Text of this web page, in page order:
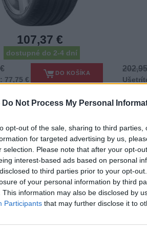
Do Not Process My Personal
opt-out of the sale, sharing to third
for targeted advertising by us,
selection. Please note that after your opt-
interest-based ads based on personal
to third parties prior to your opt-
of your personal information by third
This information may also be disclosed by
Participants that may further disclose it to
107,37 €
dostupné do 2-4 dní
77,75 €
DO KOŠÍKA
R16 ECOCONTROL HP 2
92V
- Osobný automobil - FULDA
205/
-42%